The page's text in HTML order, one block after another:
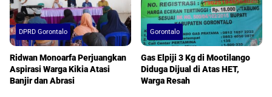
DPRD Gorontalo
Ridwan Monoarfa Perjuangkan
Aspirasi Warga Kikia Atasi
Banjir dan Abrasi
Gorontalo
Gas Elpiji 3 Kg di Mootilango
Diduga Dijual di Atas HET,
Warga Resah